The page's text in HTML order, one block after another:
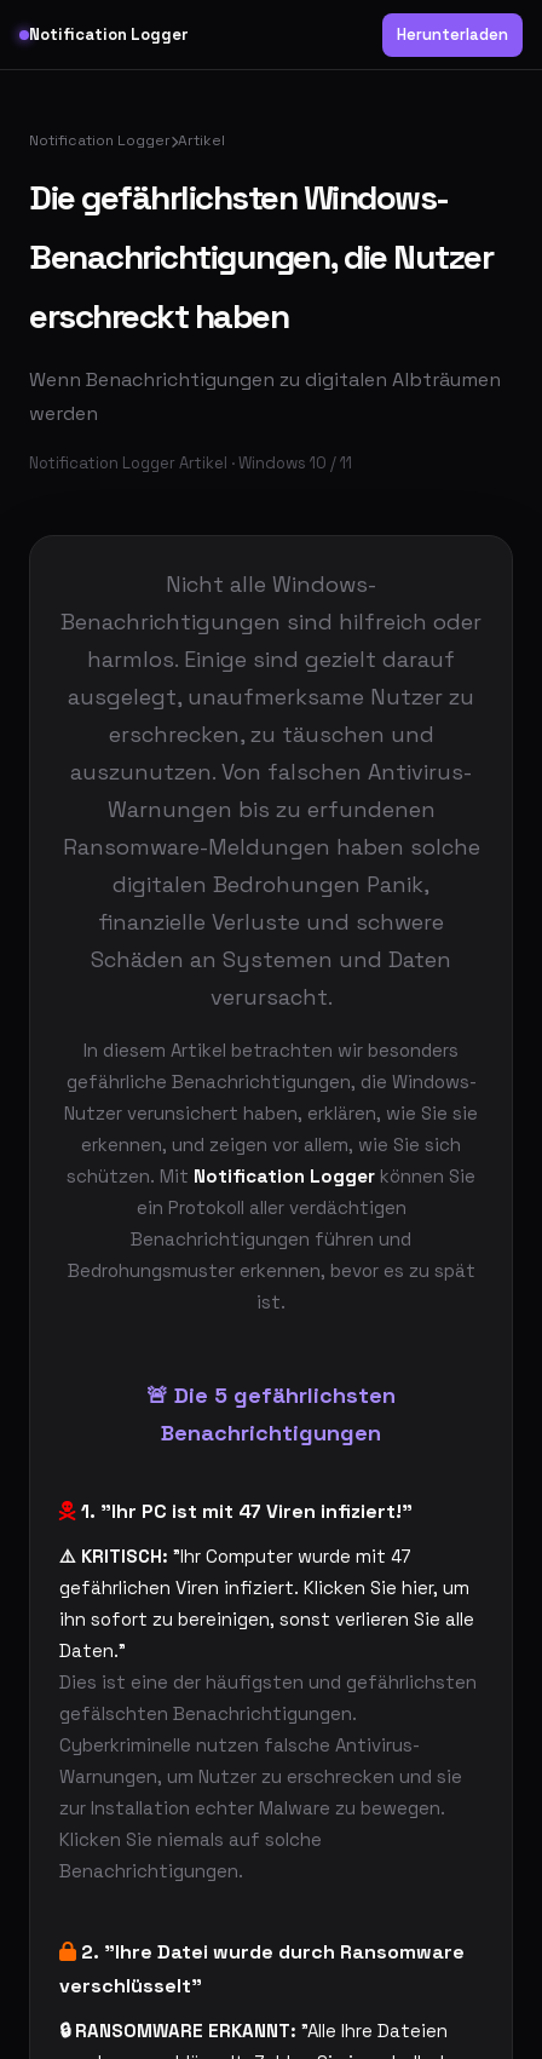
Notification Logger Herunterladen
Notification Logger Artikel
Die gefährlichsten Windows-
Benachrichtigungen, die Nutzer
erschreckt haben
Wenn Benachrichtigungen zu digitalen Albträumen
werden
Notification Logger Artikel · Windows 10 / 11
Nicht alle Windows-
Benachrichtigungen sind hilfreich oder
harmlos. Einige sind gezielt darauf
ausgelegt, unaufmerksame Nutzer zu
erschrecken, zu täuschen und
auszunutzen. Von falschen Antivirus-
Warnungen bis zu erfundenen
Ransomware-Meldungen haben solche
digitalen Bedrohungen Panik,
finanzielle Verluste und schwere
Schäden an Systemen und Daten
verursacht.
In diesem Artikel betrachten wir besonders
gefährliche Benachrichtigungen, die Windows-
Nutzer verunsichert haben, erklären, wie Sie sie
erkennen, und zeigen vor allem, wie Sie sich
schützen. Mit Notification Logger können Sie
ein Protokoll aller verdächtigen
Benachrichtigungen führen und
Bedrohungsmuster erkennen, bevor es zu spät
ist.
🚨 Die 5 gefährlichsten
Benachrichtigungen
1. "Ihr PC ist mit 47 Viren infiziert!"
⚠️ KRITISCH: "Ihr Computer wurde mit 47
gefährlichen Viren infiziert. Klicken Sie hier, um
ihn sofort zu bereinigen, sonst verlieren Sie alle
Daten."
Dies ist eine der häufigsten und gefährlichsten
gefälschten Benachrichtigungen.
Cyberkriminelle nutzen falsche Antivirus-
Warnungen, um Nutzer zu erschrecken und sie
zur Installation echter Malware zu bewegen.
Klicken Sie niemals auf solche
Benachrichtigungen.
2. "Ihre Datei wurde durch Ransomware
verschlüsselt"
🔒 RANSOMWARE ERKANNT: "Alle Ihre Dateien